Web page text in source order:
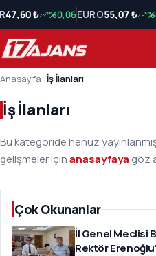
47,60 ₺ %0,06EURO55,07 ₺
Anasayfa İş İlanları
İş İlanları
Bu kategoride henüz
gelişmeler içinanasayfaya göz
Çok Okunanlar
İl Genel Meclisi
Rektör